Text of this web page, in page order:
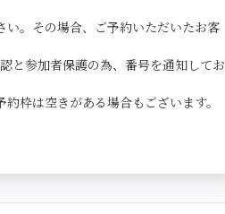
。その場合、ご予約いただいたお客
と参加者保護の為、番号を通知してお
枠は空きがある場合もございます。